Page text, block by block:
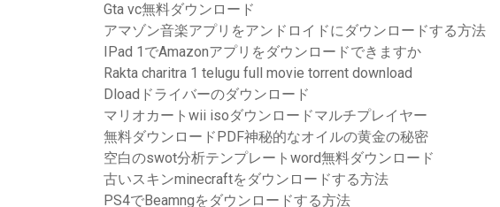
Gta vc無料ダウンロード
アマゾン音楽アプリをアンドロイドにダウンロードする方法
IPad 1でAmazonアプリをダウンロードできますか
Rakta charitra 1 telugu full movie torrent download
Dloadドライバーのダウンロード
マリオカートwii isoダウンロードマルチプレイヤー
無料ダウンロードPDF神秘的なオイルの黄金の秘密
空白のswot分析テンプレートword無料ダウンロード
古いスキンminecraftをダウンロードする方法
PS4でBeamngをダウンロードする方法